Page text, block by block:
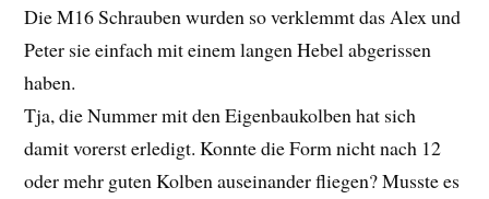
Die M16 Schrauben wurden so verklemmt das Alex und
Peter sie einfach mit einem langen Hebel abgerissen
haben.
Tja, die Nummer mit den Eigenbaukolben hat sich
damit vorerst erledigt. Konnte die Form nicht nach 12
oder mehr guten Kolben auseinander fliegen? Musste es